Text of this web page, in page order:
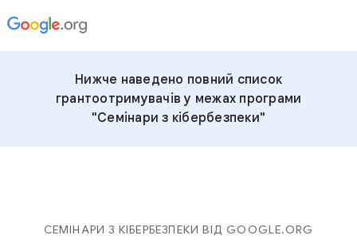
Нижче наведено повний список
грантоотримувачів у межах програми
"Семінари з кібербезпеки"
СЕМІНАРИ З КІБЕРБЕЗПЕКИ ВІД GOOGLE.ORG